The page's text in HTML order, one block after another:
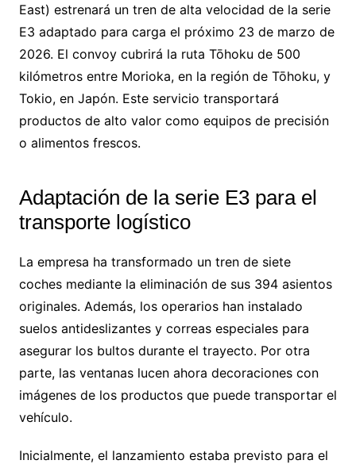
East) estrenará un tren de alta velocidad de la serie
E3 adaptado para carga el próximo 23 de marzo de
2026. El convoy cubrirá la ruta Tōhoku de 500
kilómetros entre Morioka, en la región de Tōhoku, y
Tokio, en Japón. Este servicio transportará
productos de alto valor como equipos de precisión
o alimentos frescos.
Adaptación de la serie E3 para el
transporte logístico
La empresa ha transformado un tren de siete
coches mediante la eliminación de sus 394 asientos
originales. Además, los operarios han instalado
suelos antideslizantes y correas especiales para
asegurar los bultos durante el trayecto. Por otra
parte, las ventanas lucen ahora decoraciones con
imágenes de los productos que puede transportar el
vehículo.
Inicialmente, el lanzamiento estaba previsto para el